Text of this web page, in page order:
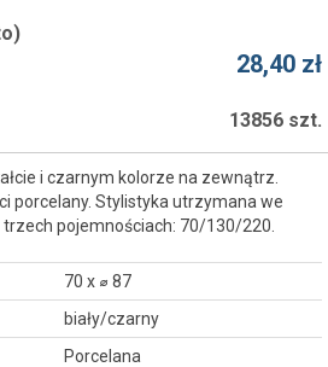
28,40 zł
13856 szt.
i czarnym kolorze na zewnątrz.
porcelany. Stylistyka utrzymana we
trzech pojemnościach: 70/130/220.
70 x ⌀ 87
biały/czarny
Porcelana